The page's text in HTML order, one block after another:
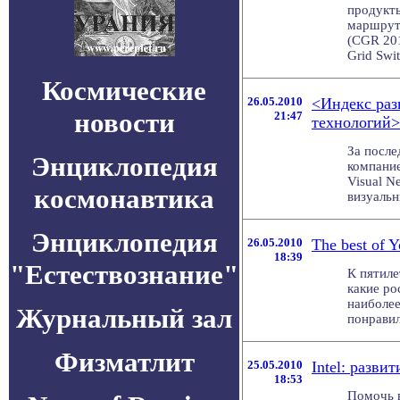
Космические
новости
Энциклопедия
космонавтика
Энциклопедия
"Естествознание"
Журнальный зал
Физматлит
(CGR
Grid
26.05.2010
21:47
<Индекс
технологий>
За
Visual
26.05.2010
18:39
The best of
К
какие
25.05.2010
18:53
Intel:
Помочь